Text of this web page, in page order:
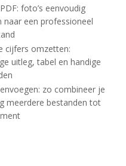
foto’s eenvoudig
naar een professioneel
cijfers omzetten:
uitleg, tabel en handige
zo combineer je
meerdere bestanden tot